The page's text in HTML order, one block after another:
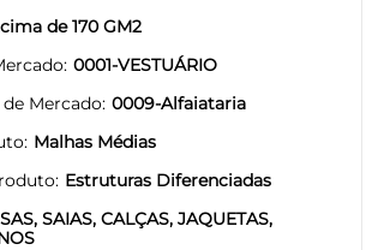
de 170 GM2
0001-VESTUÁRIO
Mercado 0009-Alfaiataria
Malhas Médias
Estruturas Diferenciadas
SAIAS, CALÇAS, JAQUETAS,